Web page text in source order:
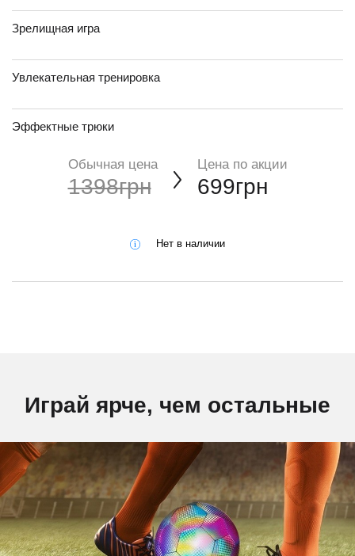
Зрелищная игра
Увлекательная тренировка
Эффектные трюки
Обычная цена
1398грн
Цена по акции
699грн
Нет в наличии
Играй ярче, чем остальные